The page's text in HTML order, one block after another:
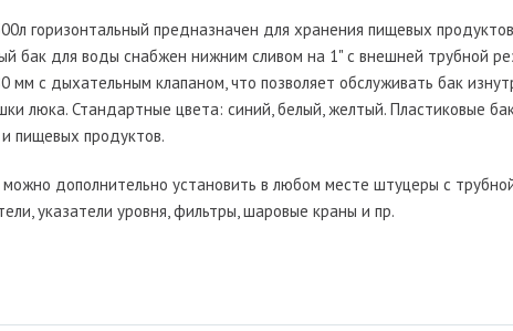
горизонтальный предназначен для хранения пищевых
бак для воды снабжен нижним сливом на 1" с внешней трубной
с дыхательным клапаном, что позволяет обслуживать бак
люка. Стандартные цвета: синий, белый, желтый. Пластиковые
пищевых продуктов.
дополнительно установить в любом месте штуцеры с
указатели уровня, фильтры, шаровые краны и пр.